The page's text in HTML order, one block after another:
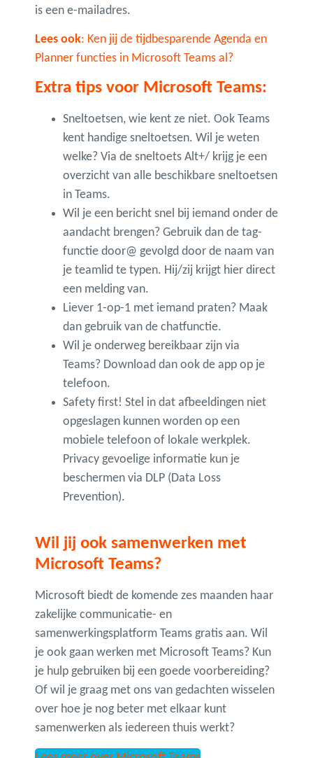
is een e-mailadres.
Lees ook: Ken jij de tijdbesparende Agenda en
Planner functies in Microsoft Teams al?
Extra tips voor Microsoft Teams:
Sneltoetsen, wie kent ze niet. Ook Teams
kent handige sneltoetsen. Wil je weten
welke? Via de sneltoets Alt+/ krijg je een
overzicht van alle beschikbare sneltoetsen
in Teams.
Wil je een bericht snel bij iemand onder de
aandacht brengen? Gebruik dan de tag-
functie door@ gevolgd door de naam van
je teamlid te typen. Hij/zij krijgt hier direct
een melding van.
Liever 1-op-1 met iemand praten? Maak
dan gebruik van de chatfunctie.
Wil je onderweg bereikbaar zijn via
Teams? Download dan ook de app op je
telefoon.
Safety first! Stel in dat afbeeldingen niet
opgeslagen kunnen worden op een
mobiele telefoon of lokale werkplek.
Privacy gevoelige informatie kun je
beschermen via DLP (Data Loss
Prevention).
Wil jij ook samenwerken met
Microsoft Teams?
Microsoft biedt de komende zes maanden haar
zakelijke communicatie- en
samenwerkingsplatform Teams gratis aan. Wil
je ook gaan werken met Microsoft Teams? Kun
je hulp gebruiken bij een goede voorbereiding?
Of wil je graag met ons van gedachten wisselen
over hoe je nog beter met elkaar kunt
samenwerken als iedereen thuis werkt?